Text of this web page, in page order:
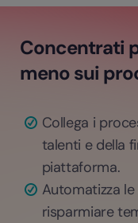
Concentrati
meno sui
Collega i
talenti e della
piattaforma.
Automatizza
risparmiare